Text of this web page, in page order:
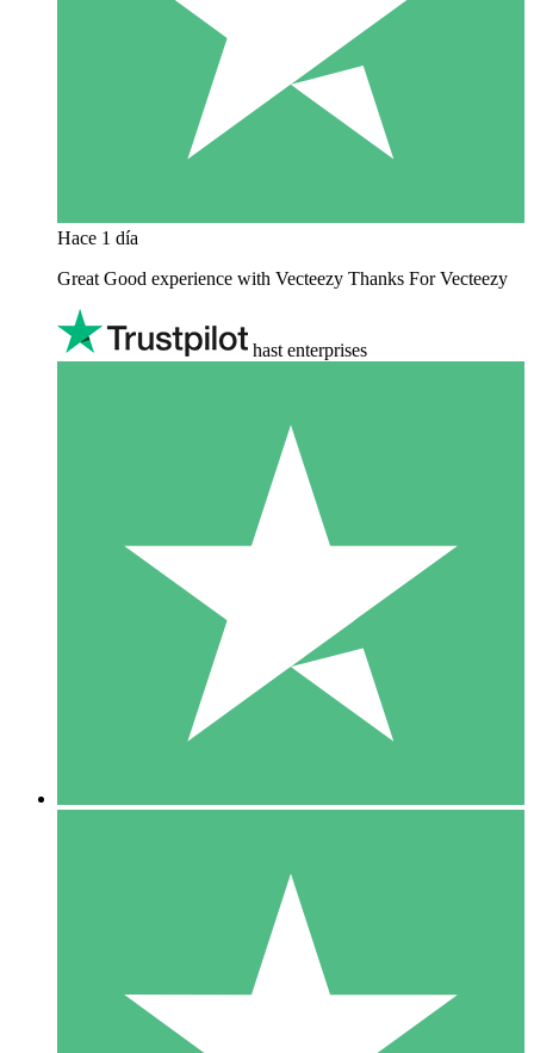
Hace 1 día
Great Good experience with Vecteezy Thanks For Vecteezy
hast enterprises